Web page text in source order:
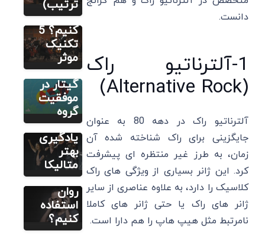
دانست.
1-آلترناتیو راک
(Alternative Rock)
آلترناتیو راک در دهه 80 به عنوان
جایگزینی برای راک شناخته شده آن
زمان، به طرز غیر منتظره ای پیشرفت
کرد. این ژانر بسیاری از ویژگی های راک
کلاسیک را دارد، به علاوه عناصری از سایر
ژانر های راک یا حتی ژانر های کاملا
نامرتبط مثل هیپ هاپ را هم دارا است.
ترتیب)
موسیقی
را حفظ
کنیم؟ 5
تکنیک
موثر
راهنمای
راه‌اندازی
گروه
موسیقی و
نقش
گیتار در
موفقیت
گروه
مطالب متنوع
دیگر
چطور
متالیکا
اجرا کنیم؟
7 ترفند
برای
یادگیری
بهتر
متالیکا
مطالب متنوع
دیگر
چطور از
موسیقی
برای
تقویت
اعصاب و
روان
استفاده
کنیم؟